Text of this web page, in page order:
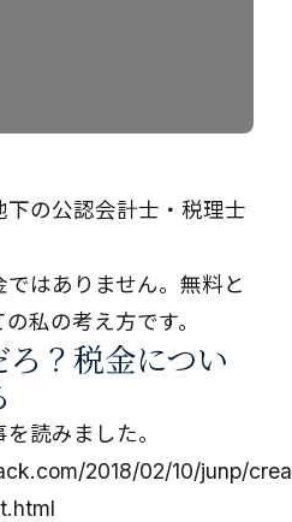
下の公認会計士・税理士
はありません。無料と
私の考え方です。
？税金につい
読みました。
2018/02/10/junp/